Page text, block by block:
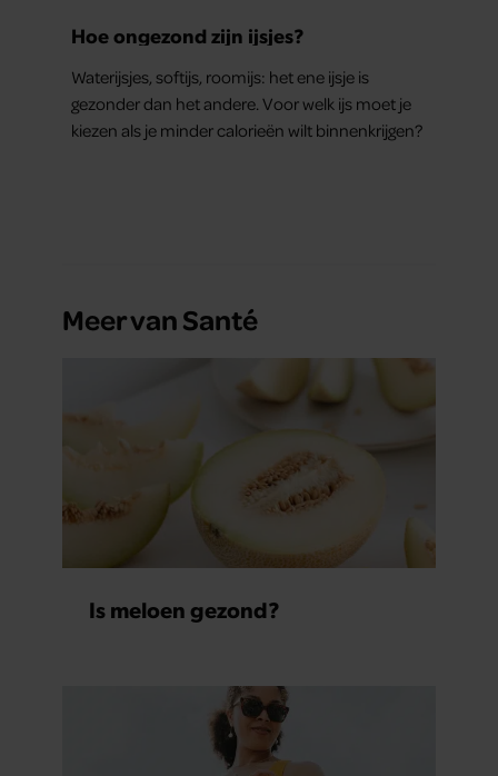
informatie die u aan ze heeft verstrekt of die ze hebben
verzameld op basis van uw gebruik van hun services. U
gaat akkoord met onze cookies als u onze website blijft
gebruiken.
Hoe ongezond zijn ijsjes?
Waterijsjes, softijs, roomijs: het ene ijsje is
gezonder dan het andere. Voor welk ijs moet je
kiezen als je minder calorieën wilt binnenkrijgen?
Meer van Santé
Is meloen gezond?